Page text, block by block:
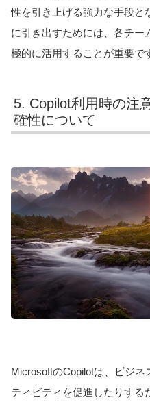
性を引き上げる強力な手段と
に引き出すためには、各チー
極的に活用することが重要で
5. Copilot利用時の注
確性について
MicrosoftのCopilotは、ビジ
ティビティを促進したりする